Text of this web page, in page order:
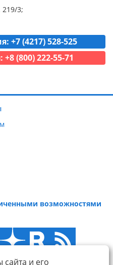
и его
219/3;
+7 (4217) 528-525
(800) 222-55-71
возможностями